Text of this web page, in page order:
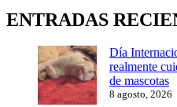
ENTRADAS
Día
realmente
de mascotas
8 agosto, 2026